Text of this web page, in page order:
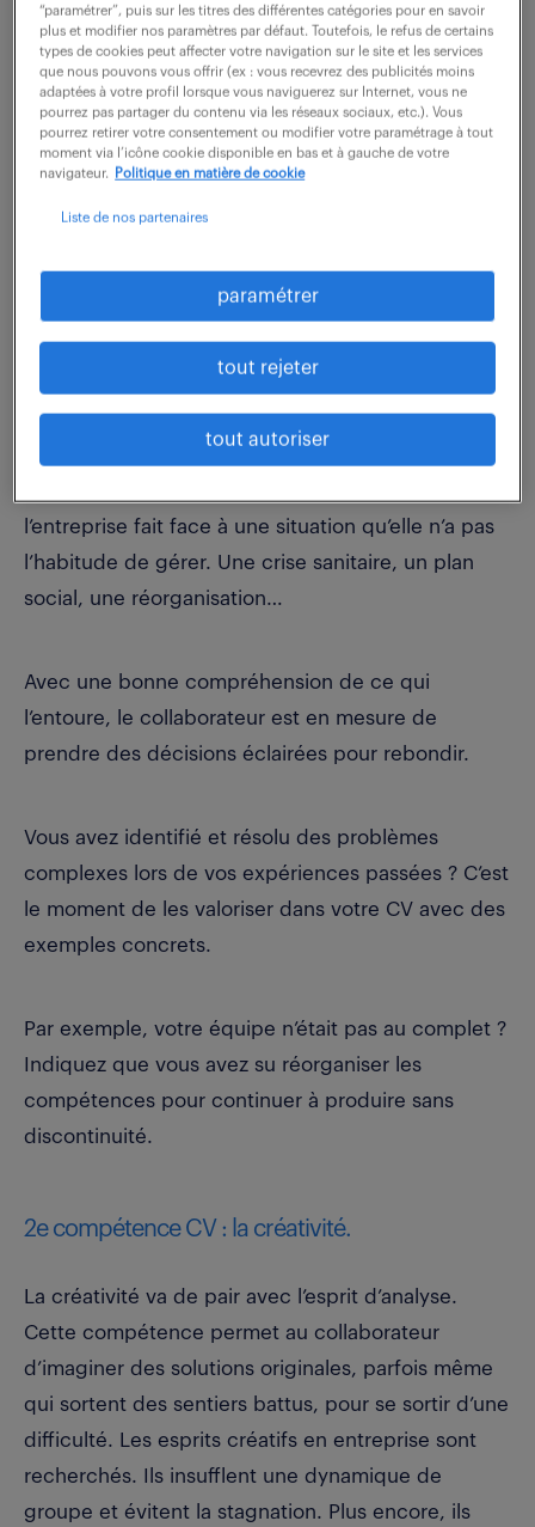
1er exemple de compétence CV : l’esprit
Cette compétence est essentielle en entreprise.
Elle permet d’évaluer rapidement une situation
puis de trouver des solutions à n’importe quel
problème. L’esprit d’analyse et l’analyse de
l’entreprise fait face à une situation qu’elle n’a pas
l’habitude de gérer. Une crise sanitaire, un plan
social, une réorganisation…
Avec une bonne compréhension de ce qui
l’entoure, le collaborateur est en mesure de
prendre des décisions éclairées pour rebondir.
Vous avez identifié et résolu des problèmes
complexes lors de vos expériences passées ? C’est
le moment de les valoriser dans votre CV avec des
exemples concrets.
Par exemple, votre équipe n’était pas au complet ?
Indiquez que vous avez su réorganiser les
compétences pour continuer à produire sans
discontinuité.
2e compétence CV : la créativité.
La créativité va de pair avec l’esprit d’analyse.
Cette compétence permet au collaborateur
d’imaginer des solutions originales, parfois même
qui sortent des sentiers battus, pour se sortir d’une
difficulté. Les esprits créatifs en entreprise sont
recherchés. Ils insufflent une dynamique de
groupe et évitent la stagnation. Plus encore, ils
“paramétrer”, puis sur les titres des différentes catégories pour en savoir
plus et modifier nos paramètres par défaut. Toutefois, le refus de certains
types de cookies peut affecter votre navigation sur le site et les services
que nous pouvons vous offrir (ex : vous recevrez des publicités moins
adaptées à votre profil lorsque vous naviguerez sur Internet, vous ne
pourrez pas partager du contenu via les réseaux sociaux, etc.). Vous
pourrez retirer votre consentement ou modifier votre paramétrage à tout
moment via l’icône cookie disponible en bas et à gauche de votre
navigateur.
Politique en matière de cookie
Liste de nos partenaires
paramétrer
tout rejeter
tout autoriser